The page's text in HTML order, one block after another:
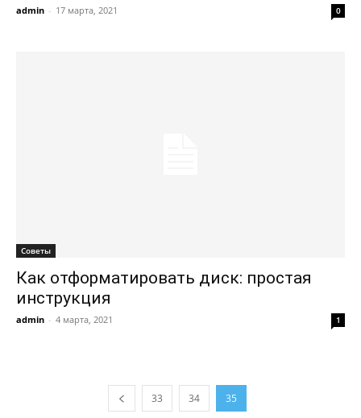
admin - 17 марта, 2021 0
Советы
Как отформатировать диск: простая
инструкция
admin - 4 марта, 2021 1
33 34 35